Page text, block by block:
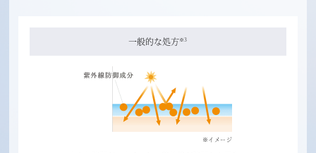
一般的な処方※3
※イメージ